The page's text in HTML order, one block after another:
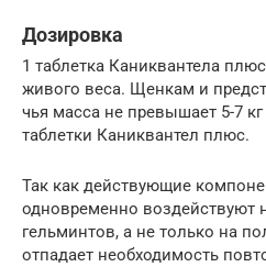
Дозировка
1 таблетка Каниквантела
живого веса. Щенкам и
чья масса не превышает 5-7
таблетки Каниквантел плюс.
Так как действующие
одновременно воздействуют
гельминтов, а не только на
отпадает необходимость